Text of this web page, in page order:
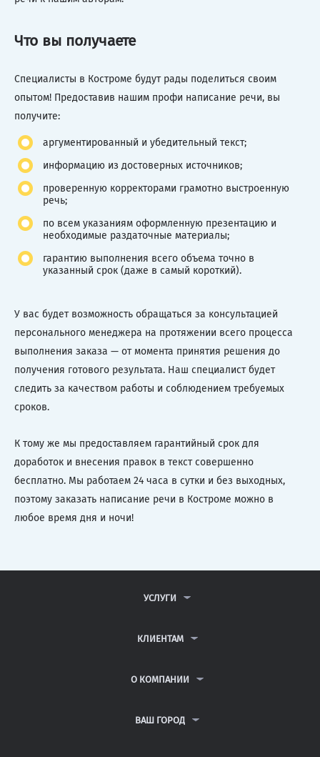
Что вы получаете
Специалисты в Костроме будут рады поделиться своим
опытом! Предоставив нашим профи написание речи, вы
получите:
аргументированный и убедительный текст;
информацию из достоверных источников;
проверенную корректорами грамотно выстроенную
речь;
по всем указаниям оформленную презентацию и
необходимые раздаточные материалы;
гарантию выполнения всего объема точно в
указанный срок (даже в самый короткий).
У вас будет возможность обращаться за консультацией
персонального менеджера на протяжении всего процесса
выполнения заказа — от момента принятия решения до
получения готового результата. Наш специалист будет
следить за качеством работы и соблюдением требуемых
сроков.
К тому же мы предоставляем гарантийный срок для
доработок и внесения правок в текст совершенно
бесплатно. Мы работаем 24 часа в сутки и без выходных,
поэтому заказать написание речи в Костроме можно в
любое время дня и ночи!
УСЛУГИ
ДИПЛОМНЫЕ РАБОТЫ
РЕФЕРАТЫ
КЛИЕНТАМ
ВОПРОСЫ И ОТВЕТЫ
ПОЛИТИКА КОНФИДЕНЦИАЛЬНОСТИ
О КОМПАНИИ
КОНТАКТЫ
ВАШ ГОРОД